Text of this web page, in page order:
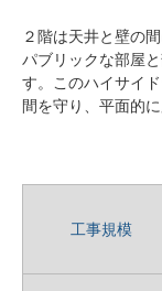
２階は天井と壁の
パブリックな部屋
す。このハイサイ
間を守り、平面的
工事規模